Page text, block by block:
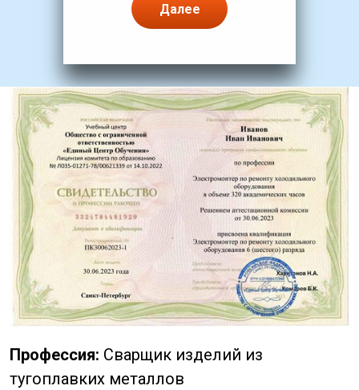
Далее
Профессия: Сварщик изделий из
тугоплавких металлов